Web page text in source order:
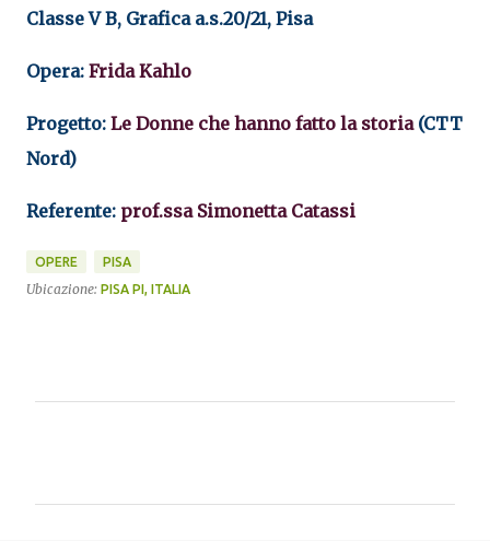
Classe V B, Grafica a.s.20/21, Pisa
Opera: Frida Kahlo
Progetto: Le Donne che hanno fatto la storia(CTT
Nord)
Referente: prof.ssa Simonetta Catassi
OPERE PISA
Ubicazione: PISA PI, ITALIA